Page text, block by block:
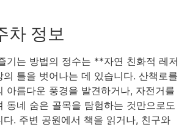
차 정보
기는 방법의 정수는 **자연 친화적 레저
틀을 벗어나는 데 있습니다. 산책로를
아름다운 풍경을 발견하거나, 자전거를
동네 숨은 골목을 탐험하는 것만으로도
다. 주변 공원에서 책을 읽거나, 친구와